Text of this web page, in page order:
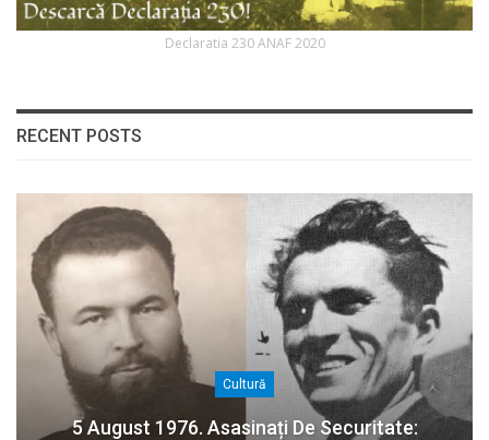
Declaratia 230 ANAF 2020
RECENT POSTS
Cultură
5 August 1976. Asasinați De Securitate: